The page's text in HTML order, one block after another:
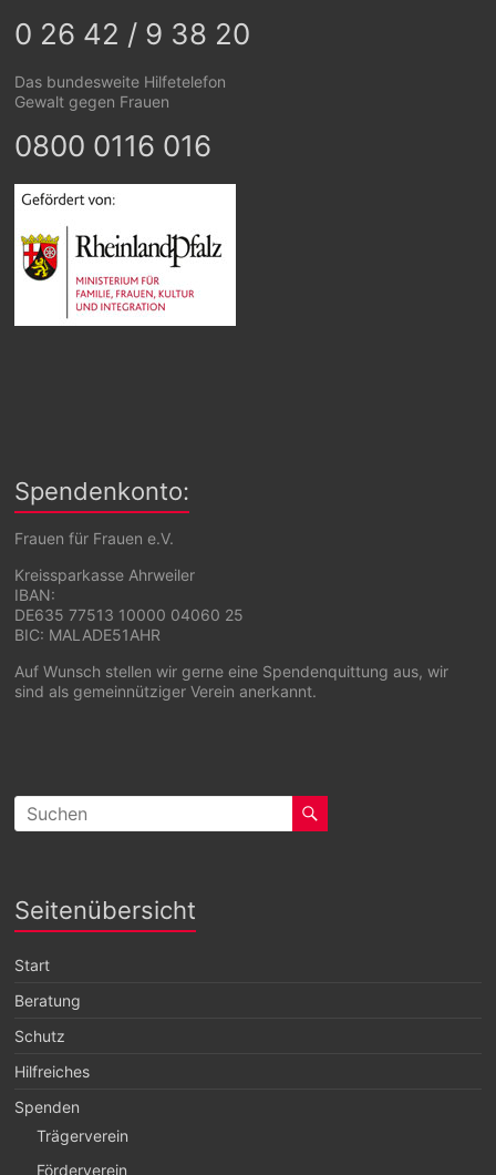
0 26 42 / 9 38 20
Das bundesweite Hilfetelefon
Gewalt gegen Frauen
0800 0116 016
Spendenkonto:
Frauen für Frauen e.V.
Kreissparkasse Ahrweiler
IBAN:
DE635 77513 10000 04060 25
BIC: MALADE51AHR
Auf Wunsch stellen wir gerne eine Spendenquittung aus, wir
sind als gemeinnütziger Verein anerkannt.
Seitenübersicht
Start
Beratung
Schutz
Hilfreiches
Spenden
Trägerverein
Förderverein